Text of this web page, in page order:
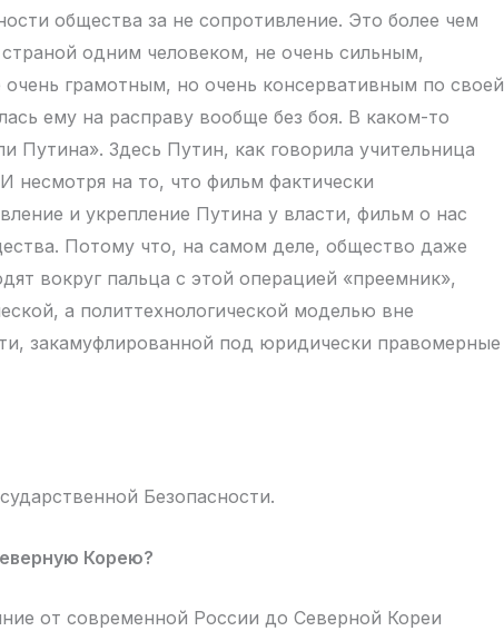
общества за не сопротивление. Это более чем
одним человеком, не очень сильным,
грамотным, но очень консервативным по своей
ему на расправу вообще без боя. В каком-то
Путина». Здесь Путин, как говорила учительница
несмотря на то, что фильм фактически
и укрепление Путина у власти, фильм о нас
Потому что, на самом деле, общество даже
вокруг пальца с этой операцией «преемник»,
а политтехнологической моделью вне
закамуфлированной под юридически правомерные
Безопасности.
Корею?
от современной России до Северной Кореи